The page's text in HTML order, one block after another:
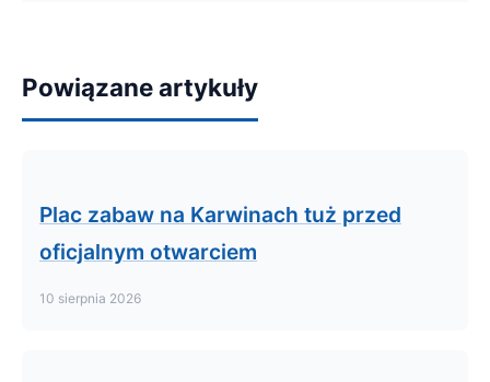
Powiązane artykuły
Plac zabaw na Karwinach tuż przed
oficjalnym otwarciem
10 sierpnia 2026